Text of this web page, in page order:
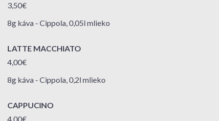
3,50€
8g káva - Cippola, 0,05l mlieko
LATTE MACCHIATO
4,00€
8g káva - Cippola, 0,2l mlieko
CAPPUCINO
4,00€